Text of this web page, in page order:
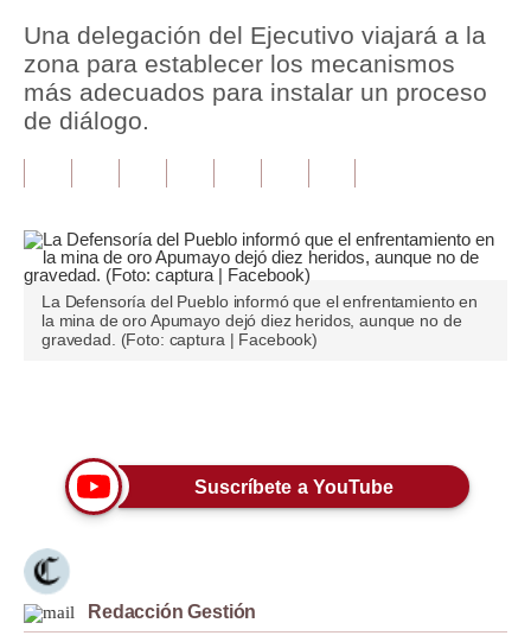
Política
Tu Dinero
Finanzas Personales
Opinión
Editorial
Tendencias
Lujo
Viajes
Moda
Una delegación del Ejecutivo viajará a la
zona para establecer los mecanismos
más adecuados para instalar un proceso
de diálogo.
La Defensoría del Pueblo informó que el enfrentamiento en
la mina de oro Apumayo dejó diez heridos, aunque no de
gravedad. (Foto: captura | Facebook)
Suscríbete a YouTube
Redacción Gestión